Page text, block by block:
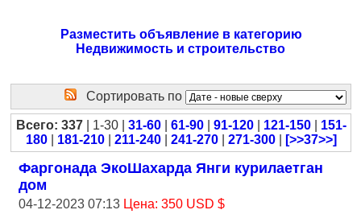
Разместить объявление в категорию
Недвижимость и строительство
Сортировать по
Всего: 337| 1-30 | 31-60| 61-90| 91-120| 121-150| 151-
180| 181-210| 211-240| 241-270| 271-300| [>>37>>]
Фаргонада ЭкоШахарда Янги курилаетган
дом
04-12-2023 07:13 Цена: 350 USD $